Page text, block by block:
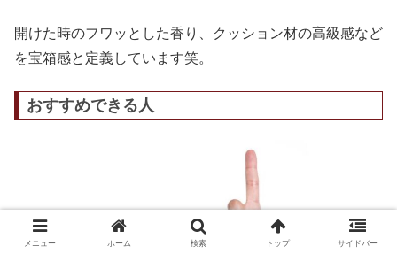
開けた時のフワッとした香り、クッション材の高級感など
を宝箱感と定義しています笑。
おすすめできる人
メニュー ホーム 検索 トップ サイドバー